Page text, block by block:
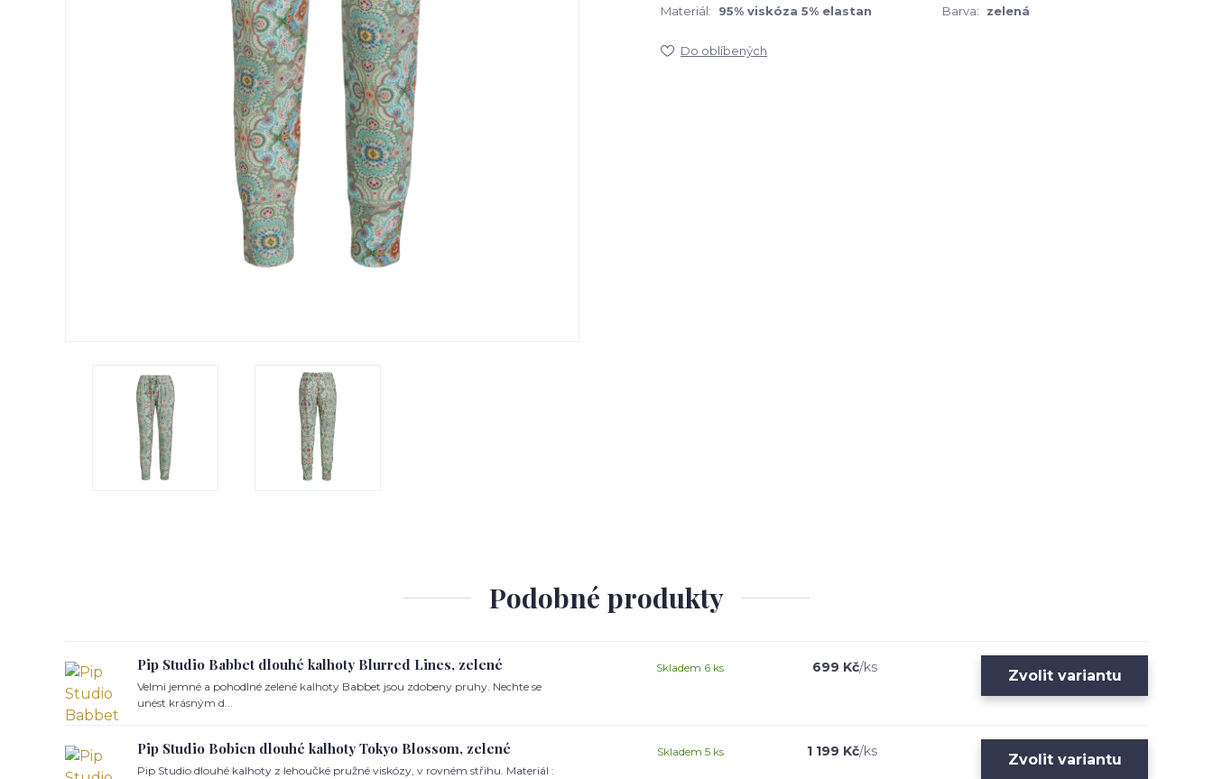
Materiál: 95% viskóza 5% elastan Barva: zelená
Do oblíbených
Podobné produkty
Pip Studio Babbet dlouhé kalhoty Blurred Lines, zelené
Velmi jemné a pohodlné zelené kalhoty Babbet jsou zdobeny pruhy. Nechte se
unést krásným d...
699 Kč/ks
Skladem 6 ks Zvolit variantu
Pip Studio Bobien dlouhé kalhoty Tokyo Blossom, zelené
Pip Studio dlouhé kalhoty z lehoučké pružné viskózy, v rovném střihu. Materiál :
1 199 Kč/ks
Skladem 5 ks Zvolit variantu